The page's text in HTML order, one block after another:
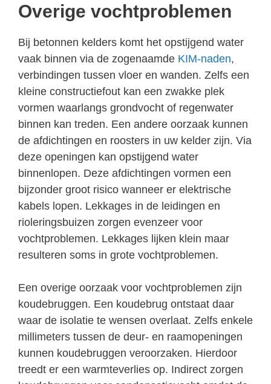
Overige vochtproblemen
Bij betonnen kelders komt het opstijgend water
vaak binnen via de zogenaamde KIM-naden,
verbindingen tussen vloer en wanden. Zelfs een
kleine constructiefout kan een zwakke plek
vormen waarlangs grondvocht of regenwater
binnen kan treden. Een andere oorzaak kunnen
de afdichtingen en roosters in uw kelder zijn. Via
deze openingen kan opstijgend water
binnenlopen. Deze afdichtingen vormen een
bijzonder groot risico wanneer er elektrische
kabels lopen. Lekkages in de leidingen en
rioleringsbuizen zorgen evenzeer voor
vochtproblemen. Lekkages lijken klein maar
resulteren soms in grote vochtproblemen.
Een overige oorzaak voor vochtproblemen zijn
koudebruggen. Een koudebrug ontstaat daar
waar de isolatie te wensen overlaat. Zelfs enkele
millimeters tussen de deur- en raamopeningen
kunnen koudebruggen veroorzaken. Hierdoor
treedt er een warmteverlies op. Indirect zorgen